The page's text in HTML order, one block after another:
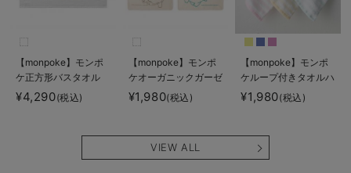
【monpoke】モンポ
ケ正方形バスタオル
¥4,290(税込)
【monpoke】モンポ
ケオーガニックガーゼ
ハンカチ3枚組
¥1,980(税込)
【monpoke】モンポ
ケループ付きタオルハ
ンカチ
¥1,980(税込)
VIEW ALL